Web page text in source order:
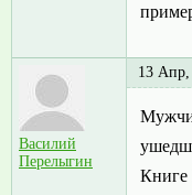
Василий
Перелыгин
13 Апр,
Книге